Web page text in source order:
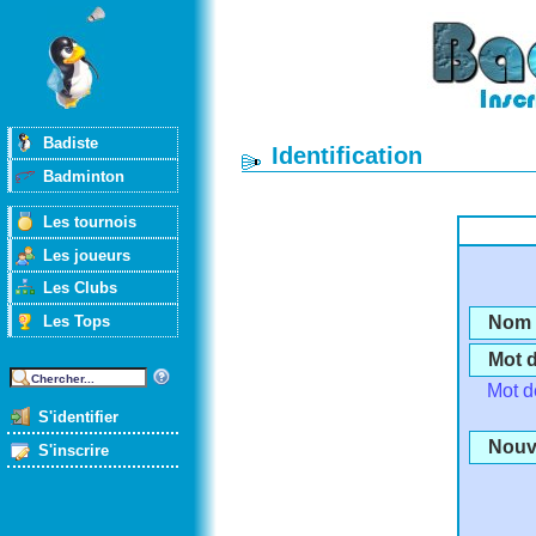
Badiste
Badminton
Les tournois
Les joueurs
Les Clubs
Les Tops
S'identifier
S'inscrire
Identification
Mot
Mot